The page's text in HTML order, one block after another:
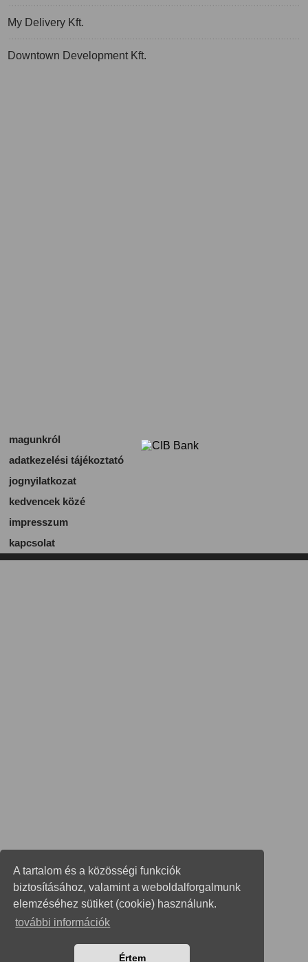
A tartalom és a közösségi funkciók
biztosításához, valamint a weboldalforgalmunk
elemzéséhez sütiket (cookie) használunk.
további információk
Értem
My Delivery Kft.
Downtown Development Kft.
magunkról
adatkezelési tájékoztató
jognyilatkozat
kedvencek közé
impresszum
kapcsolat